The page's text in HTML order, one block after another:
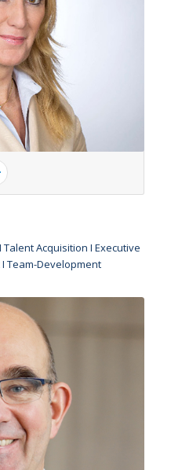
Acquisition I Executive
Team-Development